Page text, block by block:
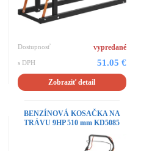
Dostupnosť vypredané
s DPH 51.05 €
Zobraziť detail
BENZÍNOVÁ KOSAČKA NA
TRÁVU 9HP 510 mm KD5085